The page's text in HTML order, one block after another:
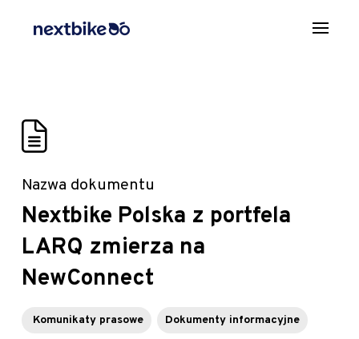
Nazwa dokumentu
Nextbike Polska z portfela
LARQ zmierza na
NewConnect
Komunikaty prasowe Dokumenty informacyjne